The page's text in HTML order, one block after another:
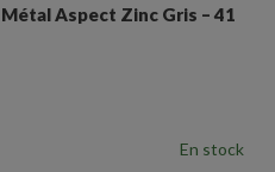
Aspect Zinc Gris – 41
En stock